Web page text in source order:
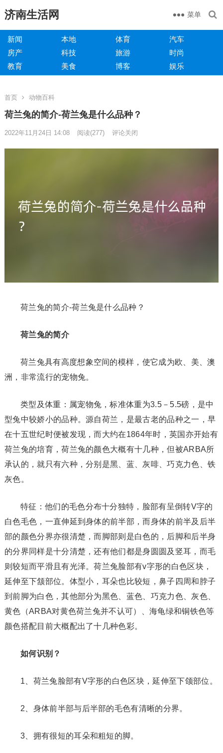
济南生活网 菜单
新闻 本地 体育
汽车
房产
科技 旅游
时尚
教育
美食 博客 娱乐
首页 动物百科
荷兰兔的简介-荷兰兔是什么品种？
2022年11月24日 14:08 阅读(277) 评论关闭
荷兰兔的简介-荷兰兔是什么品种？
荷兰兔的简介
荷兰兔具有高度想象空间的模样，使它成为欧、美、澳
洲，非常流行的宠物兔。
类型及体重：属宠物兔，标准体重为3.5－5.5磅，是中
型兔中较娇小的品种。源自荷兰，是最古老的品种之一，早
在十五世纪时便被发现，而大约在1864年时，英国亦开始有
荷兰兔的培育，荷兰兔的颜色大概有十几种，但被ARBA所
承认的，就只有六种，分别是黑、蓝、灰啡、巧克力色、铁
灰色。
特征：他们的毛色分布十分独特，脸部有呈倒转V字的
白色毛色，一直伸延到身体的前半部，而身体的前半及后半
部的颜色分界亦很清楚，而脚部则是白色的，后脚和后半身
的分界同样是十分清楚，还有他们都是身圆圆及竖耳，而毛
则较短而平滑且有光泽。荷兰兔脸部有v字形的白色区块，
延伸至下颔部位。体型小，耳朵也比较短，鼻子四周和脖子
到前脚为白色，其他部分为黑色、蓝色、巧克力色、灰色、
黄色（ARBA对黄色荷兰兔并不认可）、海龟绿和铜铁色等
颜色搭配目前大概配出了十几种色彩。
如何识别？
1、荷兰兔脸部有V字形的白色区块，延伸至下颌部位。
2、身体前半部与后半部的毛色有清晰的分界。
3、拥有很短的耳朵和粗短的脚。